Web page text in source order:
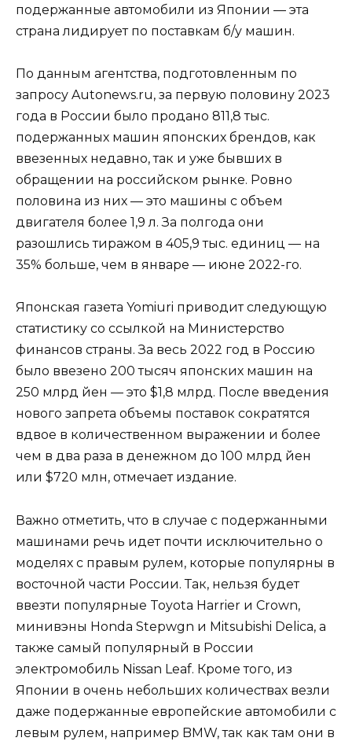
подержанные автомобили из Японии — эта
страна лидирует по поставкам б/у машин.
По данным агентства, подготовленным по
запросу Autonews.ru, за первую половину 2023
года в России было продано 811,8 тыс.
подержанных машин японских брендов, как
ввезенных недавно, так и уже бывших в
обращении на российском рынке. Ровно
половина из них — это машины с объем
двигателя более 1,9 л. За полгода они
разошлись тиражом в 405,9 тыс. единиц — на
35% больше, чем в январе — июне 2022-го.
Японская газета Yomiuri приводит следующую
статистику со ссылкой на Министерство
финансов страны. За весь 2022 год в Россию
было ввезено 200 тысяч японских машин на
250 млрд йен — это $1,8 млрд. После введения
нового запрета объемы поставок сократятся
вдвое в количественном выражении и более
чем в два раза в денежном до 100 млрд йен
или $720 млн, отмечает издание.
Важно отметить, что в случае с подержанными
машинами речь идет почти исключительно о
моделях с правым рулем, которые популярны в
восточной части России. Так, нельзя будет
ввезти популярные Toyota Harrier и Crown,
минивэны Honda Stepwgn и Mitsubishi Delica, а
также самый популярный в России
электромобиль Nissan Leaf. Кроме того, из
Японии в очень небольших количествах везли
даже подержанные европейские автомобили с
левым рулем, например BMW, так как там они в